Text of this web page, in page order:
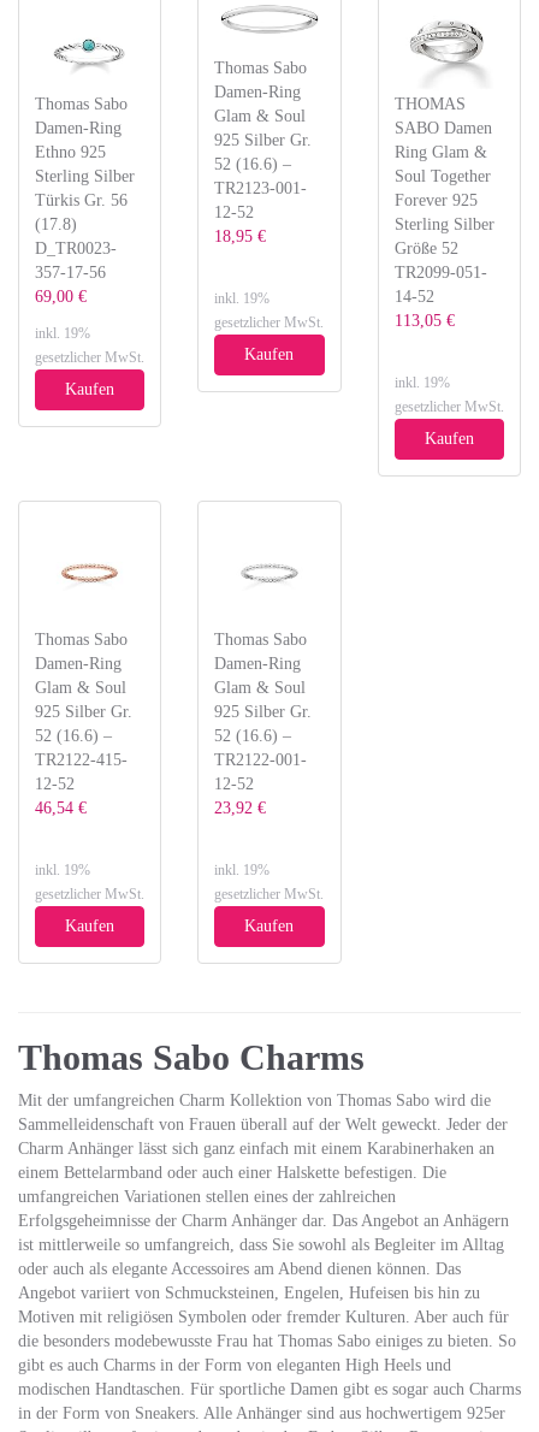
Thomas Sabo
Damen-Ring
Ethno 925
Sterling Silber
Türkis Gr. 56
(17.8)
D_TR0023-
357-17-56
69,00 €
inkl. 19%
gesetzlicher MwSt.
Kaufen
Thomas Sabo
Damen-Ring
Glam & Soul
925 Silber Gr.
52 (16.6) –
TR2123-001-
12-52
18,95 €
inkl. 19%
gesetzlicher MwSt.
Kaufen
THOMAS
SABO Damen
Ring Glam &
Soul Together
Forever 925
Sterling Silber
Größe 52
TR2099-051-
14-52
113,05 €
inkl. 19%
gesetzlicher MwSt.
Kaufen
Thomas Sabo
Damen-Ring
Glam & Soul
925 Silber Gr.
52 (16.6) –
TR2122-415-
12-52
46,54 €
inkl. 19%
gesetzlicher MwSt.
Kaufen
Thomas Sabo
Damen-Ring
Glam & Soul
925 Silber Gr.
52 (16.6) –
TR2122-001-
12-52
23,92 €
inkl. 19%
gesetzlicher MwSt.
Kaufen
Thomas Sabo Charms
Mit der umfangreichen Charm Kollektion von Thomas Sabo wird die
Sammelleidenschaft von Frauen überall auf der Welt geweckt. Jeder der
Charm Anhänger lässt sich ganz einfach mit einem Karabinerhaken an
einem Bettelarmband oder auch einer Halskette befestigen. Die
umfangreichen Variationen stellen eines der zahlreichen
Erfolgsgeheimnisse der Charm Anhänger dar. Das Angebot an Anhägern
ist mittlerweile so umfangreich, dass Sie sowohl als Begleiter im Alltag
oder auch als elegante Accessoires am Abend dienen können. Das
Angebot variiert von Schmucksteinen, Engelen, Hufeisen bis hin zu
Motiven mit religiösen Symbolen oder fremder Kulturen. Aber auch für
die besonders modebewusste Frau hat Thomas Sabo einiges zu bieten. So
gibt es auch Charms in der Form von eleganten High Heels und
modischen Handtaschen. Für sportliche Damen gibt es sogar auch Charms
in der Form von Sneakers. Alle Anhänger sind aus hochwertigem 925er